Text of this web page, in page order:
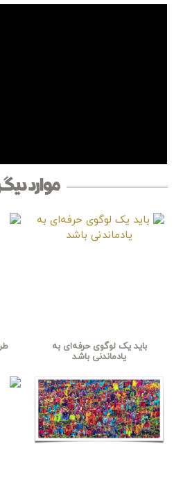
موارد
باید یک لوگوی حرفه‌ای به
یادماندنی باشد